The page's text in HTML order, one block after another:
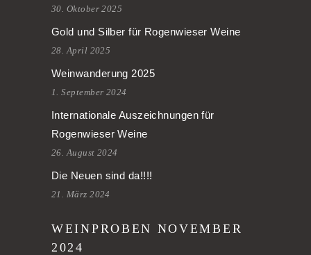
30. Oktober 2025
Gold und Silber für Rogenwieser Weine
28. April 2025
Weinwanderung 2025
1. September 2024
Internationale Auszeichnungen für
Rogenwieser Weine
26. August 2024
Die Neuen sind da!!!!
21. März 2024
WEINPROBEN NOVEMBER
2024